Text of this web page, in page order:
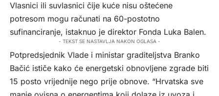
Vlasnici ili suvlasnici čije kuće nisu oštećene
potresom mogu računati na 60-postotno
sufinanciranje, istaknuo je direktor Fonda Luka Balen.
- TEKST SE NASTAVLJA NAKON OGLASA -
Potpredsjednik Vlade i ministar graditeljstva Branko
Bačić ističe kako će energetski obnovljene zgrade biti
15 posto vrijednije nego prije obnove. “Hrvatska sve